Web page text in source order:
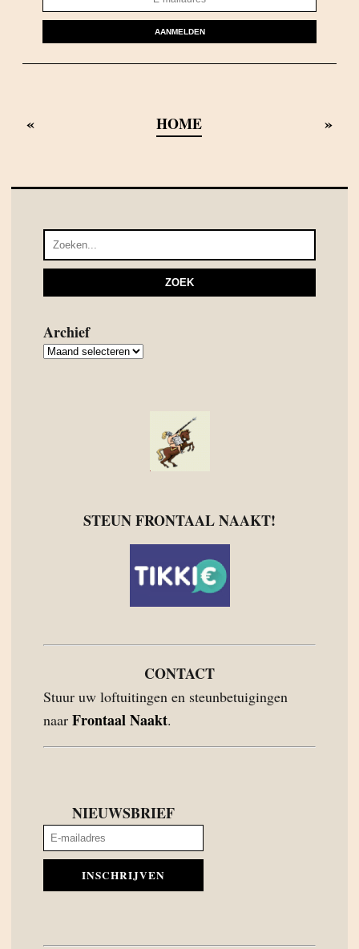
AANMELDEN
« HOME »
Archief
Archief
STEUN FRONTAAL NAAKT!
CONTACT
Stuur uw loftuitingen en steunbetuigingen
naar Frontaal Naakt.
NIEUWSBRIEF
INSCHRIJVEN